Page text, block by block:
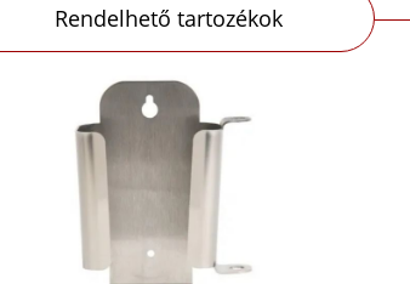
Rendelhető tartozékok